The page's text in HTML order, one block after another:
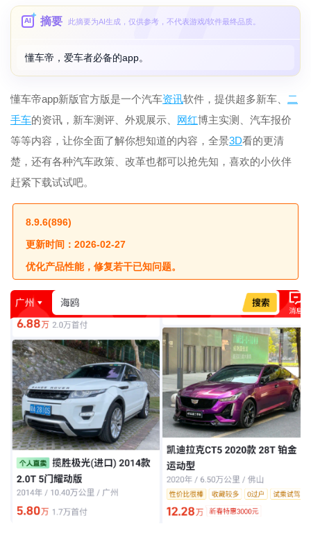
AI 摘要 此摘要为AI生成，仅供参考，不代表游戏/软件最终品质。
懂车帝，爱车者必备的app。
懂车帝app新版官方版是一个汽车资讯软件，提供超多新车、
二
手车的资讯，新车测评、外观展示、 网红博主实测、汽车报价
等等内容，让你全面了解你想知道的内容，全景3D看的更清
楚，还有各种汽车政策、改革也都可以抢先知，喜欢的小伙伴
赶紧下载试试吧。
8.9.6(896)
更新时间：2026-02-27
优化产品性能，修复若干已知问题。